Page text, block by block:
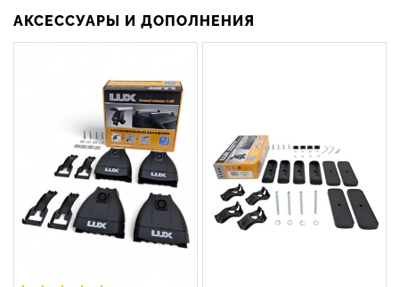
АКСЕССУАРЫ И ДОПОЛНЕНИЯ